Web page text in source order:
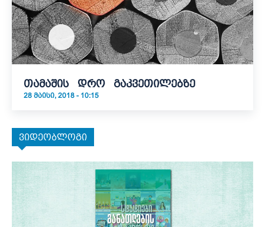
თამაშის დრო გაკვეთილებზე
28 ᲛᲐᲘᲡᲘ, 2018 - 10:15
ვიდეობლოგი